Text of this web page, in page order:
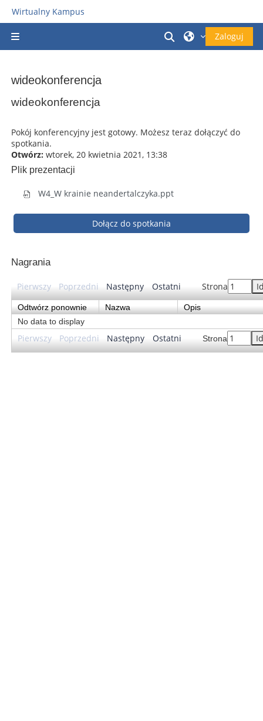
Przejdź do głównej zawartości
Wirtualny Kampus
Przełącznik
Zaloguj
wideokonferencja
Wymagania zaliczenia
wideokonferencja
Pokój konferencyjny jest gotowy. Możesz teraz dołączyć do
spotkania.
Otwórz: wtorek, 20 kwietnia 2021, 13:38
Plik prezentacji
W4_W krainie neandertalczyka.ppt
Dołącz do spotkania
Nagrania
Pierwszy Poprzedni Następny Ostatni Strona
Odtwórz ponownie Nazwa Opis
Pierwszy Poprzedni Następny Ostatni Strona
No data to display